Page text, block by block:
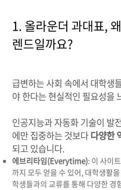
1. 올라운더 과대표,
렌드일까요?
급변하는 사회 속에서 대학생
야 한다는 현실적인 필요성을
인공지능과 자동화 기술이 발
에만 집중하는 것보다다양한
되고 있습니다.
에브리타임(Everytime): 이 사이
까지 모두 얻을 수 있어, 대학생활
학생들과의 교류를 통해 다양한 경